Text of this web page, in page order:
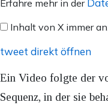
anzeigen
Erfahre mehr in der
Inhalt von X immer
tweet direkt öffnen
Ein Video folgte der
Sequenz, in der sie